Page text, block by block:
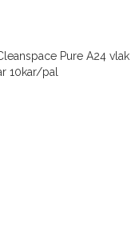
Pure A24
10kar/pal